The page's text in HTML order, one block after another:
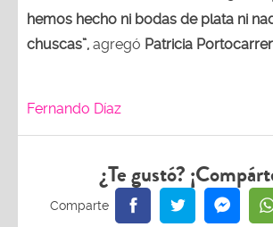
hemos hecho ni bodas de plata ni
chuscas”, agregó Patricia
Fernando Díaz
¿Te gustó?